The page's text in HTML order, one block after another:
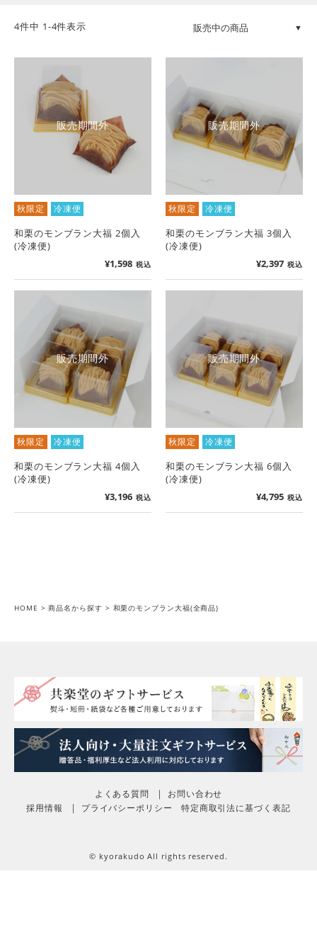
4件中 1-4件表示
販売期間外
秋限定 冷凍便
和栗のモンブラン大福 2個入
(冷凍便)
¥1,598 税込
販売期間外
秋限定 冷凍便
和栗のモンブラン大福 3個入
(冷凍便)
¥2,397 税込
販売期間外
秋限定 冷凍便
和栗のモンブラン大福 4個入
(冷凍便)
¥3,196 税込
販売期間外
秋限定 冷凍便
和栗のモンブラン大福 6個入
(冷凍便)
¥4,795 税込
HOME 商品名から探す 和栗のモンブラン大福(全商品)
よくある質問
お問い合わせ
採用情報
プライバシーポリシー 特定商取引法に基づく表記
© kyorakudo All rights reserved.